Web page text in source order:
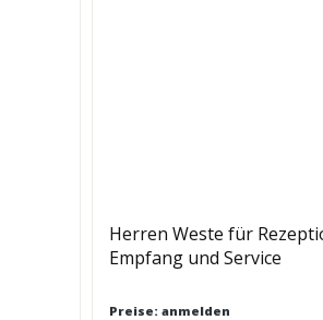
Herren Weste für Rezeption,
Empfang und Service
Preise: anmelden